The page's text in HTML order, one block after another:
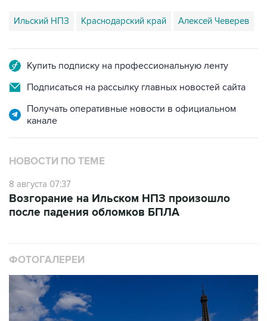
Ильский НПЗ Краснодарский край Алексей Чеверев
Купить подписку на профессиональную ленту
Подписаться на рассылку главных новостей сайта
Получать оперативные новости в официальном
канале
НОВОСТИ ПО ТЕМЕ
8 августа 07:37
Возгорание на Ильском НПЗ произошло
после падения обломков БПЛА
ФОТОГАЛЕРЕИ